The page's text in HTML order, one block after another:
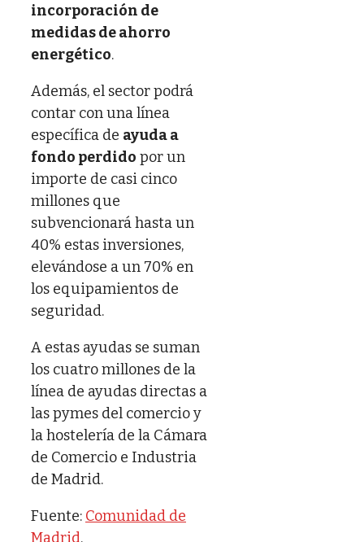
incorporación de
medidas de ahorro
energético.
Además, el sector podrá
contar con una línea
específica de ayuda a
fondo perdido por un
importe de casi cinco
millones que
subvencionará hasta un
40% estas inversiones,
elevándose a un 70% en
los equipamientos de
seguridad.
A estas ayudas se suman
los cuatro millones de la
línea de ayudas directas a
las pymes del comercio y
la hostelería de la Cámara
de Comercio e Industria
de Madrid.
Fuente: Comunidad de
Madrid.